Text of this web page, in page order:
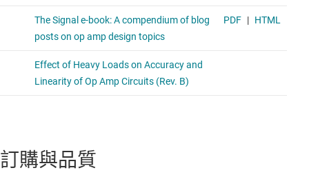
訂購與品質